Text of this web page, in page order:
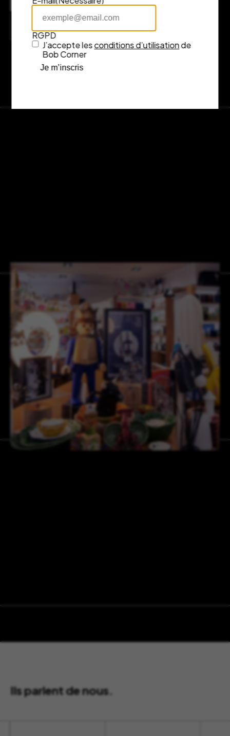
7 rue Fénelon, 33000 Bordeaux
Ils parlent de nous.
RGPD
J’accepte lesconditions d’utilisationde
Bob Corner
Je m’inscris